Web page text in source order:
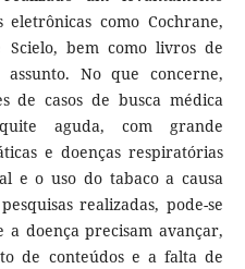
como Cochrane,
Scielo, bem como livros de
No que concerne,
de casos de busca médica
aguda, com grande
e doenças respiratórias
e o uso do tabaco a causa
realizadas, pode-se
a doença precisam avançar,
de conteúdos e a falta de